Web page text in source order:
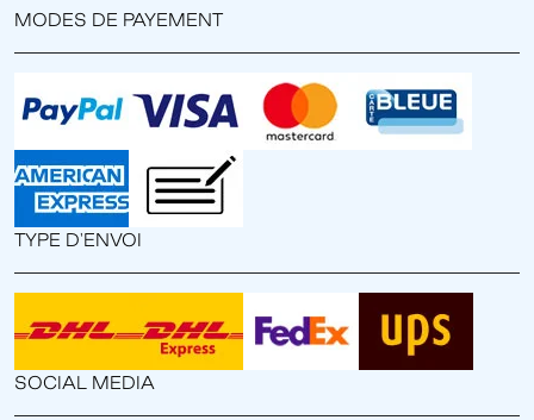
MODES DE PAYEMENT
TYPE D'ENVOI
SOCIAL MEDIA